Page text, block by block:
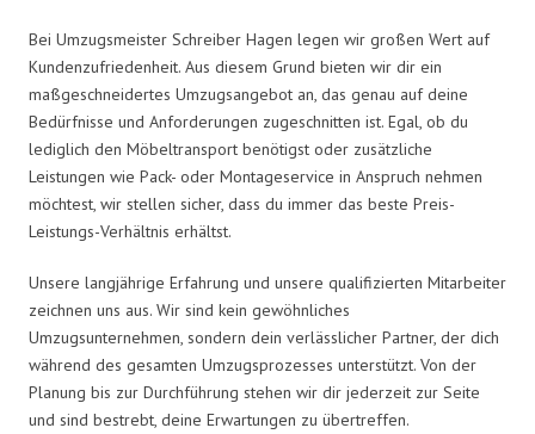
Bei Umzugsmeister Schreiber Hagen legen wir großen Wert auf
Kundenzufriedenheit. Aus diesem Grund bieten wir dir ein
maßgeschneidertes Umzugsangebot an, das genau auf deine
Bedürfnisse und Anforderungen zugeschnitten ist. Egal, ob du
lediglich den Möbeltransport benötigst oder zusätzliche
Leistungen wie Pack- oder Montageservice in Anspruch nehmen
möchtest, wir stellen sicher, dass du immer das beste Preis-
Leistungs-Verhältnis erhältst.
Unsere langjährige Erfahrung und unsere qualifizierten Mitarbeiter
zeichnen uns aus. Wir sind kein gewöhnliches
Umzugsunternehmen, sondern dein verlässlicher Partner, der dich
während des gesamten Umzugsprozesses unterstützt. Von der
Planung bis zur Durchführung stehen wir dir jederzeit zur Seite
und sind bestrebt, deine Erwartungen zu übertreffen.